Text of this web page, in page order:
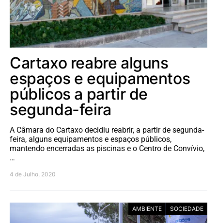
Cartaxo reabre alguns
espaços e equipamentos
públicos a partir de
segunda-feira
A Câmara do Cartaxo decidiu reabrir, a partir de segunda-
feira, alguns equipamentos e espaços públicos,
mantendo encerradas as piscinas e o Centro de Convívio,
…
4 de Julho, 2020
AMBIENTE SOCIEDADE